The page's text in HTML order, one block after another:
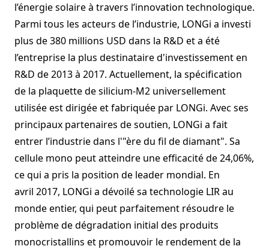
l’énergie solaire à travers l’innovation technologique.
Parmi tous les acteurs de l’industrie, LONGi a investi
plus de 380 millions USD dans la R&D et a été
l’entreprise la plus destinataire d'investissement en
R&D de 2013 à 2017. Actuellement, la spécification
de la plaquette de silicium-M2 universellement
utilisée est dirigée et fabriquée par LONGi. Avec ses
principaux partenaires de soutien, LONGi a fait
entrer l’industrie dans l'"ère du fil de diamant". Sa
cellule mono peut atteindre une efficacité de 24,06%,
ce qui a pris la position de leader mondial. En
avril 2017, LONGi a dévoilé sa technologie LIR au
monde entier, qui peut parfaitement résoudre le
problème de dégradation initial des produits
monocristallins et promouvoir le rendement de la